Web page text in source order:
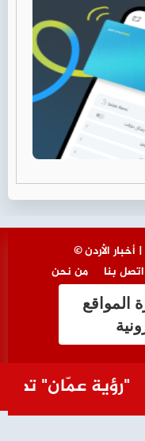
عمّان" تطالب
من نحن
اتصل بنا
المواقع